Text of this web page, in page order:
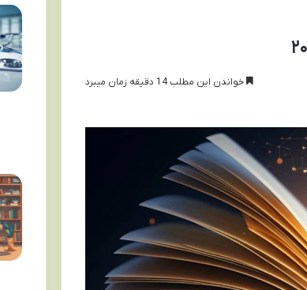
خواندن این مطلب 14 دقیقه زمان میبرد